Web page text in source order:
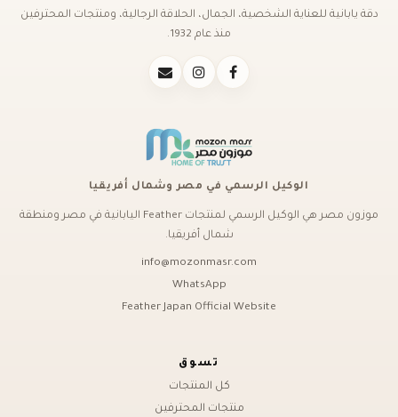
دقة يابانية للعناية الشخصية، الجمال، الحلاقة الرجالية، ومنتجات المحترفين
منذ عام 1932.
تسوق
كل المنتجات
منتجات المحترفين
الوكيل الرسمي في مصر وشمال أفريقيا
موزون مصر هي الوكيل الرسمي لمنتجات Feather اليابانية في مصر ومنطقة
شمال أفريقيا.
info@mozonmasr.com
WhatsApp
Feather Japan Official Website